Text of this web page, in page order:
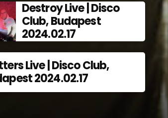
Destroy Live | Disco
Club, Budapest
2024.02.17
Live | Disco Club,
2024.02.17